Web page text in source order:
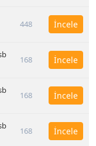
448 İncele
168 İncele
168 İncele
168 İncele